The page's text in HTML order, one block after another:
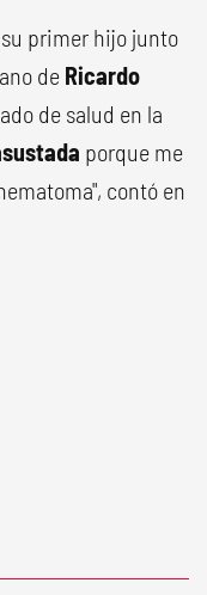
primer hijo junto
de Ricardo
de salud en la
porque me
contó en